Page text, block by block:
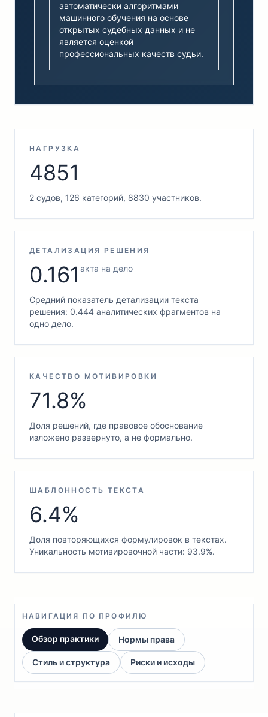
автоматически алгоритмами
машинного обучения на основе
открытых судебных данных и не
является оценкой
профессиональных качеств судьи.
НАГРУЗКА
4851
2 судов, 126 категорий, 8830 участников.
ДЕТАЛИЗАЦИЯ РЕШЕНИЯ
0.161 акта на дело
Средний показатель детализации текста
решения: 0.444 аналитических фрагментов на
одно дело.
КАЧЕСТВО МОТИВИРОВКИ
71.8%
Доля решений, где правовое обоснование
изложено развернуто, а не формально.
ШАБЛОННОСТЬ ТЕКСТА
6.4%
Доля повторяющихся формулировок в текстах.
Уникальность мотивировочной части: 93.9%.
НАВИГАЦИЯ ПО ПРОФИЛЮ
Обзор практики Нормы права
Стиль и структура Риски и исходы